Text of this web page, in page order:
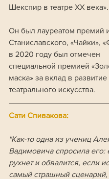
Шекспир в театре XX века».
Он был лауреатом премий
Станиславского, «Чайки»,
в 2020 году был отмечен
специальной премией
маска» за вклад в развитие
театрального искусства.
Сати Спивакова:
"Как-то одна из учениц
Вадимовича спросила его:
рухнет и обвалится, если
самый страшный